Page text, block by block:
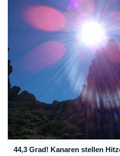
44,3 Grad! Kanaren stellen